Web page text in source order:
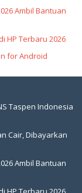
Ambil Bantuan
HP Terbaru 2026
for Android
Taspen Indonesia
Cair, Dibayarkan
Ambil Bantuan